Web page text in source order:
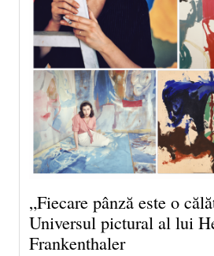
„Fiecare pânză este o
Universul pictural al lui
Frankenthaler